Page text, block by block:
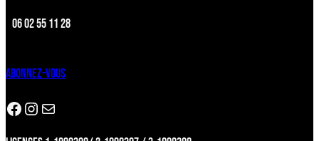
06 02 55 11 28
ABONNEZ-VOUS
Facebook Instagram Newsletter